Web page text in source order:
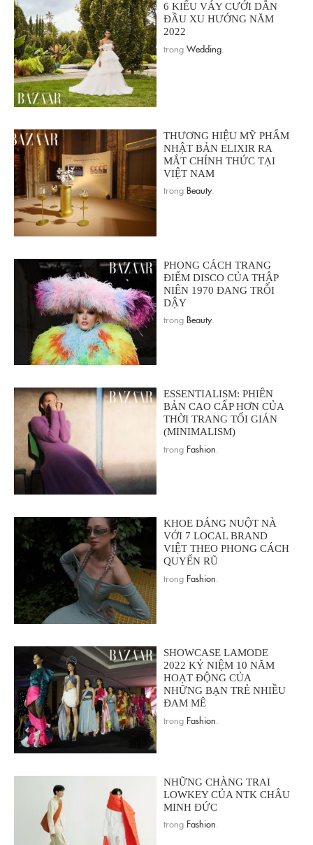
6 KIỂU VÁY CƯỚI DẪN
ĐẦU XU HƯỚNG NĂM
2022
trong Wedding
THƯƠNG HIỆU MỸ PHẨM
NHẬT BẢN ELIXIR RA
MẮT CHÍNH THỨC TẠI
VIỆT NAM
trong Beauty.
PHONG CÁCH TRANG
ĐIỂM DISCO CỦA THẬP
NIÊN 1970 ĐANG TRỖI
DẬY
trong Beauty.
ESSENTIALISM: PHIÊN
BẢN CAO CẤP HƠN CỦA
THỜI TRANG TỐI GIẢN
(MINIMALISM)
trong Fashion
KHOE DÁNG NUỘT NÀ
VỚI 7 LOCAL BRAND
VIỆT THEO PHONG CÁCH
QUYẾN RŨ
trong Fashion
SHOWCASE LAMODE
2022 KỶ NIỆM 10 NĂM
HOẠT ĐỘNG CỦA
NHỮNG BẠN TRẺ NHIỀU
ĐAM MÊ
trong Fashion
NHỮNG CHÀNG TRAI
LOWKEY CỦA NTK CHÂU
MINH ĐỨC
trong Fashion